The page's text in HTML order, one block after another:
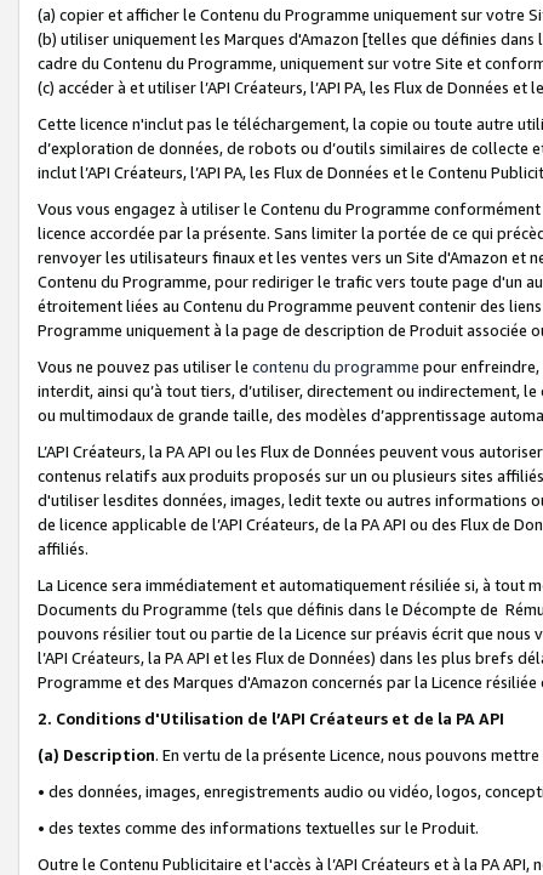
(a) copier et afficher le Contenu du Programme uniquement sur votre
(b) utiliser uniquement les Marques d'Amazon [telles que définies dans
cadre du Contenu du Programme, uniquement sur votre Site et
(c) accéder à et utiliser l’API Créateurs, l’API PA, les Flux de Données
Cette licence n'inclut pas le téléchargement, la copie ou toute autre
d’exploration de données, de robots ou d’outils similaires de
inclut l’API Créateurs, l’API PA, les Flux de Données et le Contenu
Vous vous engagez à utiliser le Contenu du Programme
licence accordée par la présente. Sans limiter la portée de ce qui
renvoyer les utilisateurs finaux et les ventes vers un Site d'Amazon et
Contenu du Programme, pour rediriger le trafic vers toute page d'un
étroitement liées au Contenu du Programme peuvent contenir des
Programme uniquement à la page de description de Produit associée
Vous ne pouvez pas utiliser le contenu du programme pour
interdit, ainsi qu’à tout tiers, d’utiliser, directement ou indirectement,
ou multimodaux de grande taille, des modèles d’apprentissage
L’API Créateurs, la PA API ou les Flux de Données peuvent vous
contenus relatifs aux produits proposés sur un ou plusieurs sites
d'utiliser lesdites données, images, ledit texte ou autres informations
de licence applicable de l’API Créateurs, de la PA API ou des Flux de
affiliés.
La Licence sera immédiatement et automatiquement résiliée si, à
Documents du Programme (tels que définis dans le Décompte de
pouvons résilier tout ou partie de la Licence sur préavis écrit que
l’API Créateurs, la PA API et les Flux de Données) dans les plus
Programme et des Marques d'Amazon concernés par la Licence
2. Conditions d'Utilisation de l’API Créateurs et de la PA API
(a) Description. En vertu de la présente Licence, nous pouvons
• des données, images, enregistrements audio ou vidéo, logos,
• des textes comme des informations textuelles sur le Produit.
Outre le Contenu Publicitaire et l'accès à l’API Créateurs et à la PA